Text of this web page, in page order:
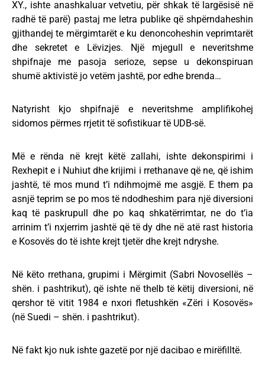
XY., ishte anashkaluar vetvetiu, për shkak të largësisë në
radhë të parë) pastaj me letra publike që shpërndaheshin
gjithandej te mërgimtarët e ku denoncoheshin veprimtarët
dhe sekretet e Lëvizjes. Një mjegull e neveritshme
shpifnaje me pasoja serioze, sepse u dekonspiruan
shumë aktivistë jo vetëm jashtë, por edhe brenda…
Natyrisht kjo shpifnajë e neveritshme amplifikohej
sidomos përmes rrjetit të sofistikuar të UDB-së.
Më e rënda në krejt këtë zallahi, ishte dekonspirimi i
Rexhepit e i Nuhiut dhe krijimi i rrethanave që ne, që ishim
jashtë, të mos mund t’i ndihmojmë me asgjë. E them pa
asnjë teprim se po mos të ndodheshim para një diversioni
kaq të paskrupull dhe po kaq shkatërrimtar, ne do t’ia
arrinim t’i nxjerrim jashtë që të dy dhe në atë rast historia
e Kosovës do të ishte krejt tjetër dhe krejt ndryshe.
Në këto rrethana, grupimi i Mërgimit (Sabri Novosellës –
shën. i pashtrikut), që ishte në thelb të këtij diversioni, në
qershor të vitit 1984 e nxori fletushkën «Zëri i Kosovës»
(në Suedi – shën. i pashtrikut).
Në fakt kjo nuk ishte gazetë por një dacibao e mirëfilltë.